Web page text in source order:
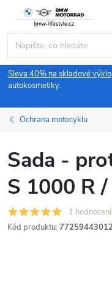
obsah
Sleva 40% na skladové
autokosmetiky.
Ochrana motocyklu
Sada -
S 1000 R
1 hodnocení
Kód produktu: 77259443012